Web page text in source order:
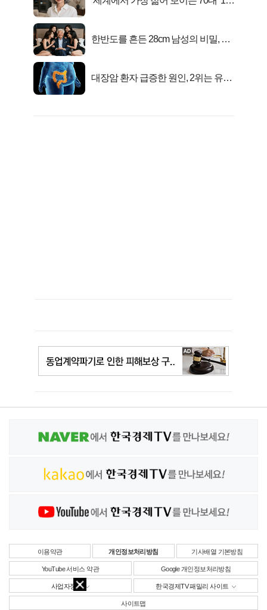
한반도를 흔든 28cm 남성의 비밀, 매
대장암 환자 급증한 원인, 2위는 유산